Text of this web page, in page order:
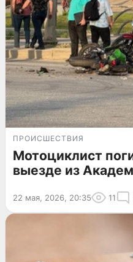
ПРОИСШЕСТВИЯ
Мотоциклист
выезде из
22 мая, 2026, 20:35 11